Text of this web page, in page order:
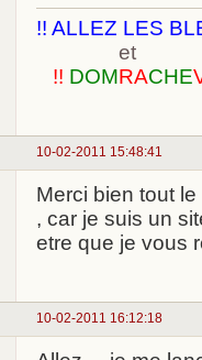
!! ALLEZ LES
et
!! DOMRACHE
10-02-2011 15:48:41
Merci bien tout
, car je suis un
etre que je vous
10-02-2011 16:12:18